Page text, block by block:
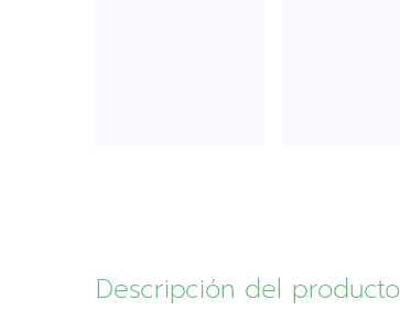
Descripción del producto